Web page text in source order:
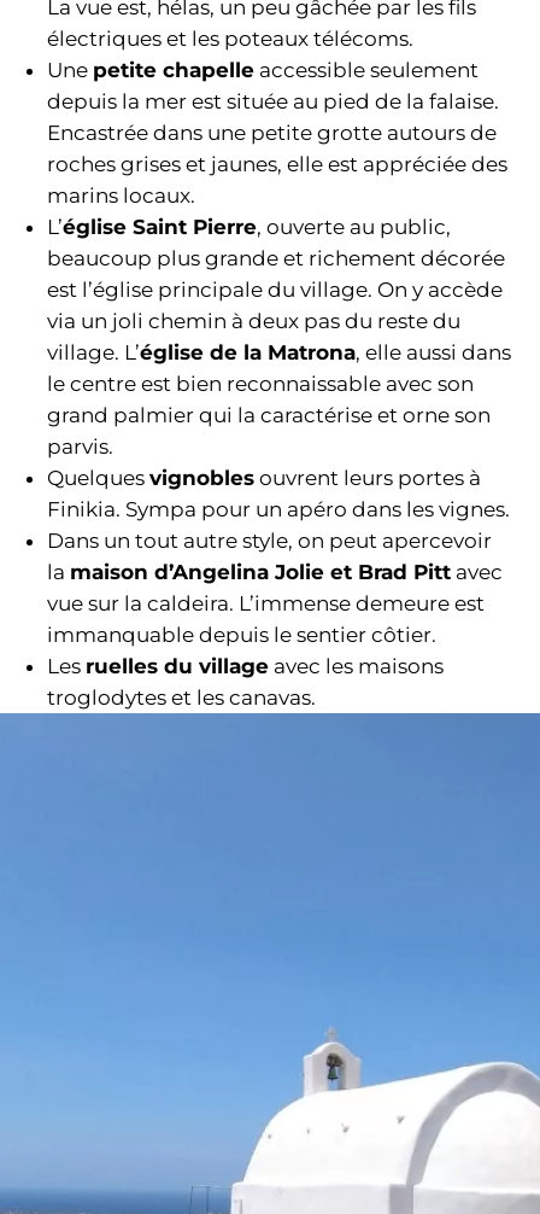
La vue est, hélas, un peu gâchée par les fils
électriques et les poteaux télécoms.
Une petite chapelle accessible seulement
depuis la mer est située au pied de la falaise.
Encastrée dans une petite grotte autours de
roches grises et jaunes, elle est appréciée des
marins locaux.
L’église Saint Pierre, ouverte au public,
beaucoup plus grande et richement décorée
est l’église principale du village. On y accède
via un joli chemin à deux pas du reste du
village. L’église de la Matrona, elle aussi dans
le centre est bien reconnaissable avec son
grand palmier qui la caractérise et orne son
parvis.
Quelquesvignobles ouvrent leurs portes à
Finikia. Sympa pour un apéro dans les vignes.
Dans un tout autre style, on peut apercevoir
la maison d’Angelina Jolie et Brad Pitt avec
vue sur la caldeira. L’immense demeure est
immanquable depuis le sentier côtier.
Les ruelles du village avec les maisons
troglodytes et les canavas.